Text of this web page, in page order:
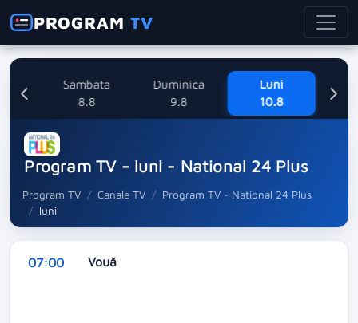
PROGRAMTV
Sambata
8.8
Duminica
9.8
Luni
10.8
Program TV - luni - National 24 Plus
Program TV Canale TV
Program TV - National 24 Plus
luni
07:00 Vouă